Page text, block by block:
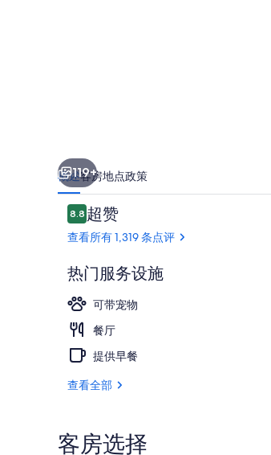
119+
概述客房地点政策
点
评
8.88.8/10
超赞
查看所有 1,319 条点评
热门服务设施
可带宠物
餐厅
提供早餐
查看全部
客房选择